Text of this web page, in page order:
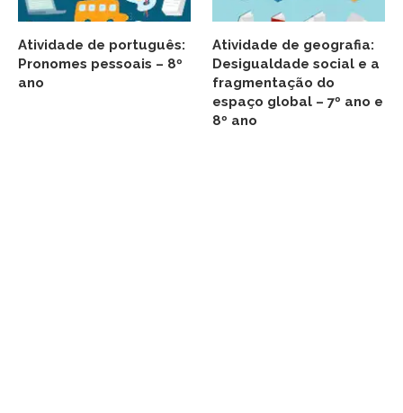
Atividade de português:
Pronomes pessoais – 8º
ano
Atividade de geografia:
Desigualdade social e a
fragmentação do
espaço global – 7º ano e
8º ano